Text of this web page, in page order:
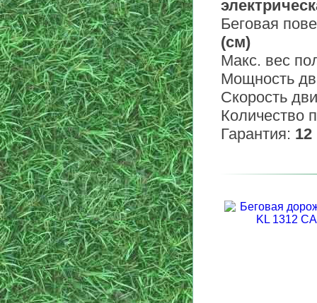
Беговая
(см)
Макс. вес
Мощность
Скорость
Количество
Гарантия: 12